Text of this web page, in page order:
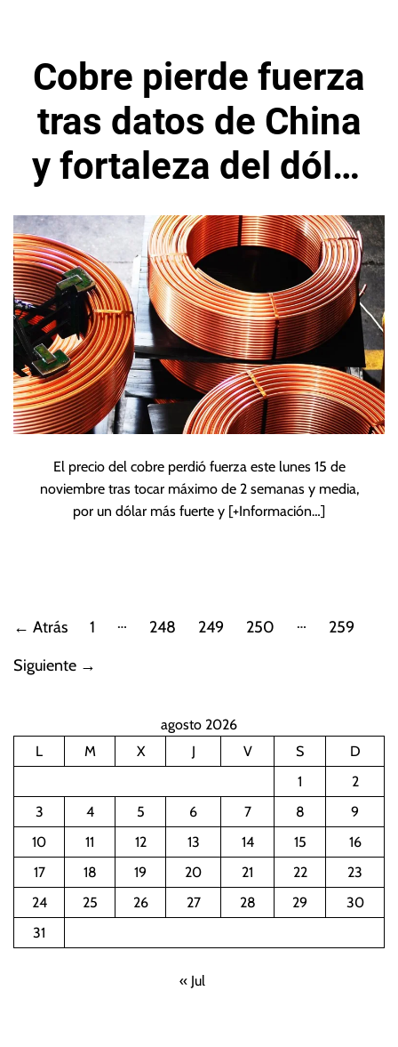
Cobre pierde fuerza
tras datos de China
y fortaleza del dólar
en inicio de semana
El precio del cobre perdió fuerza este lunes 15 de
noviembre tras tocar máximo de 2 semanas y media,
por un dólar más fuerte y [+Información…]
a
i
n
i
ó
← Atrás 1 … 248 249 250 …
259
Siguiente →
agosto 2026
L
M X J V S
D
1
2
3
4 5 6 7 8
9
10
11 12 13 14 15
16
17
18 19 20 21 22
23
24
25 26 27 28 29
30
31
« Jul